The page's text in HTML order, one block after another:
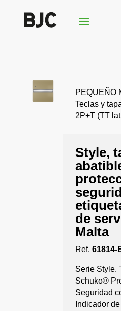
PEQUEÑO
Teclas y
2P+T (TT
Style,
de
Malta
Ref.61814-
Serie Style.
Schuko®
Seguridad
Indicador